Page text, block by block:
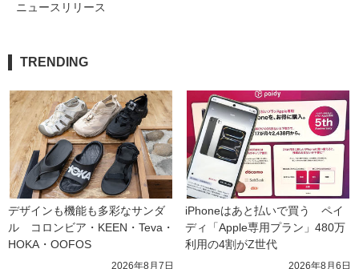
ニュースリリース
TRENDING
デザインも機能も多彩なサンダ
ル　コロンビア・KEEN・Teva・
HOKA・OOFOS
2026年8月7日
iPhoneはあと払いで買う　ペイ
ディ「Apple専用プラン」480万
利用の4割がZ世代
2026年8月6日